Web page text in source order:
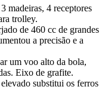
madeiras, 4 receptores
trolley.
de 460 cc de grandes
a precisão e a
um voo alto da bola,
Eixo de grafite.
substitui os ferros